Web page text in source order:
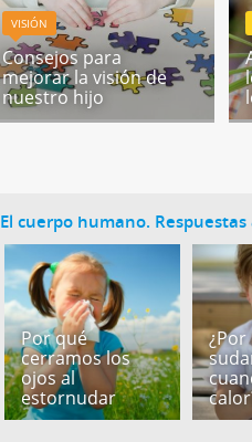
VISIÓN
Consejos para
mejorar la visión de
nuestro hijo
El cuerpo humano.
Por qué
cerramos los
ojos al
estornudar